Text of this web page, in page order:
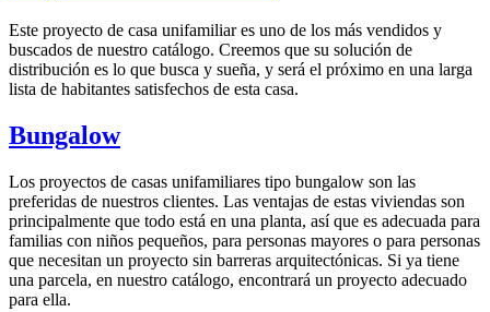
Este proyecto de casa unifamiliar es uno de los más vendidos y
buscados de nuestro catálogo. Creemos que su solución de
distribución es lo que busca y sueña, y será el próximo en una larga
lista de habitantes satisfechos de esta casa.
Bungalow
Los proyectos de casas unifamiliares tipo bungalow son las
preferidas de nuestros clientes. Las ventajas de estas viviendas son
principalmente que todo está en una planta, así que es adecuada para
familias con niños pequeños, para personas mayores o para personas
que necesitan un proyecto sin barreras arquitectónicas. Si ya tiene
una parcela, en nuestro catálogo, encontrará un proyecto adecuado
para ella.